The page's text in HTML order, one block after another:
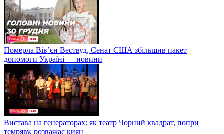
Померла Вівʼєн Вествуд, Сенат США збільшив пакет
допомоги Україні — новини
Вистава на генераторах: як театр Чорний квадрат, попри
темряву, розважає киян